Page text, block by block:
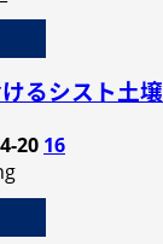
るシスト土壌
20 16